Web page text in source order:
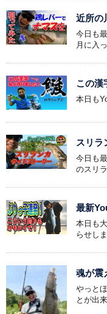
近所の
今日も
月に入
この漢
本日も
スリラ
今日も
のスリラ
最新
本日も
らせし
魂が震
やっと
とが出